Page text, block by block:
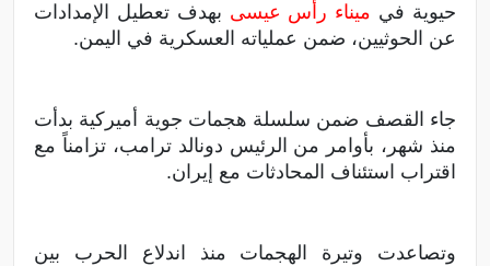
حيوية في ميناء رأس عيسى بهدف تعطيل الإمدادات
عن الحوثيين، ضمن عملياته العسكرية في اليمن.
جاء القصف ضمن سلسلة هجمات جوية أميركية بدأت
منذ شهر، بأوامر من الرئيس دونالد ترامب، تزامناً مع
اقتراب استئناف المحادثات مع إيران.
وتصاعدت وتيرة الهجمات منذ اندلاع الحرب بين